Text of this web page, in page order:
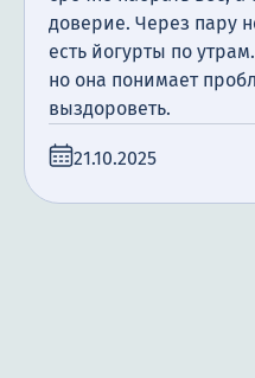
доверие. Через пару
есть йогурты по
но она понимает
выздороветь.
21.10.2025